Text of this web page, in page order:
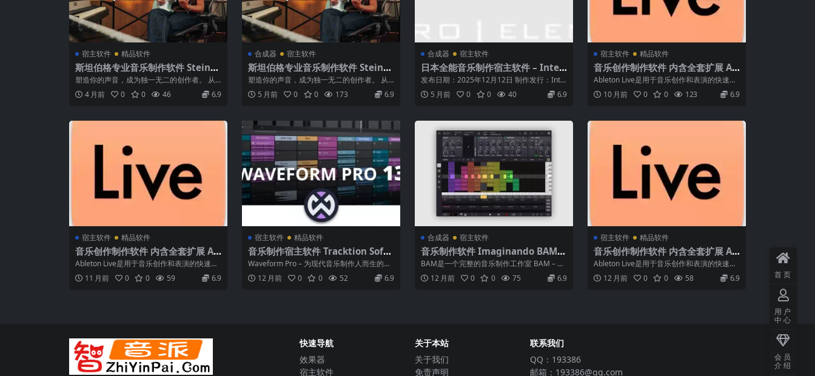
宿主软件 精品软件
斯坦伯格专业音乐制作软件 Steinb
erg Cubase Pro 15 v15.0.20 [Wi
N MAC]
塑造你的声音，成为独一无二的创作者。 从
好莱坞大片作曲家到 Billboard ...
4 月前 0 0 46 6.9
合成器 宿主软件
斯坦伯格专业音乐制作软件 Steinb
erg Cubase Pro 15 v15.0.10 [Wi
N MAC]
塑造你的声音，成为独一无二的创作者。 从
好莱坞大片作曲家到 Billboard ...
5 月前 0 0 173 6.9
合成器 宿主软件
日本全能音乐制作宿主软件 – Inter
net ABILITY 5 PRO v5.01.8 Incl
Keygen-R2R
发布日期：2025年12月12日 制作发行：Inte
rnet Co., Ltd ...
5 月前 0 0 40 6.9
宿主软件 精品软件
音乐创作制作软件 内含全套扩展 Ab
leton Live 12 Suit 12.2.6 macOS
WiN
Ableton Live是用于音乐创作和表演的快速、
流畅和灵活的软件音乐音序器和...
10 月前 0 0 123 6.9
宿主软件 精品软件
音乐创作制作软件 内含全套扩展 Ab
leton Live 12 Suit 12.2.5 macOS
WiN
Ableton Live是用于音乐创作和表演的快速、
流畅和灵活的软件音乐音序器和...
11 月前 0 0 59 6.9
宿主软件 精品软件
音乐制作宿主软件 Tracktion Soft
ware Waveform 13 Pro v13.5.8-
WiN
Waveform Pro – 为现代音乐制作人而生的DA
W Waveform 是...
12 月前 0 0 52 6.9
合成器 宿主软件
音乐制作软件 Imaginando BAM v
1.5.1 WiN MAC
BAM是一个完整的音乐制作工作室 BAM – Be
at Maker & ...
12 月前 0 0 75 6.9
宿主软件 精品软件
音乐创作制作软件 内含全套扩展 Ab
leton Live 12 Suit 12.2.2 macOS
WiN
Ableton Live是用于音乐创作和表演的快速、
流畅和灵活的软件音乐音序器和...
12 月前 0 0 58 6.9
快速导航
效果器
宿主软件
关于本站
关于我们
免责声明
联系我们
QQ：193386
邮箱：193386@qq.com
首页
用户
中心
会员
介绍